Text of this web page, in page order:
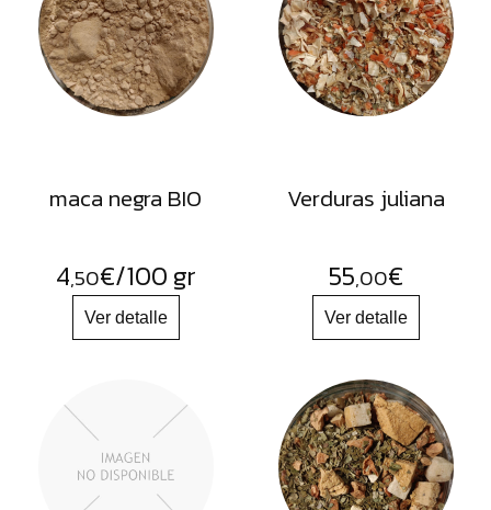
FRUTOS
SECOS
SAL
HIERBAS
PRODUCTOS
ACCESORIOS
ALIMENTOS
maca negra BIO
4,50€/100 gr
Verduras juliana
55,00€